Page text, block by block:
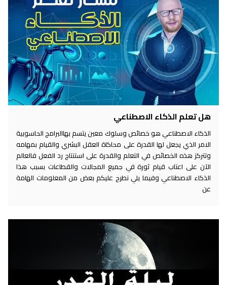
هل تعلم الذكاء الاصطناعي
الذكاء الاصطناعي هو خصائص وسلوك معين يتسم بهاالبرامج الحاسوبية
الامر الذي يجعل لها القدرة على محاكاة العقل البشري والقيام بمهامه
وتتركز هذه الخصائص في التعلم والقدرة على استنتاج رد الفعل فالعالم
الآن على اعتاب قيام ثورة في جميع المجالات والقطاعات بسبب هذا
الذكاء الاصطناعي وفيما يلي نطرح عليكم بعض من المعلومات الهامة
عن